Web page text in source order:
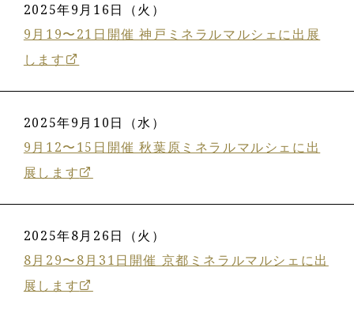
2025年9月16日（火）
9月19〜21日開催 神戸ミネラルマルシェに出展
します
2025年9月10日（水）
9月12〜15日開催 秋葉原ミネラルマルシェに出
展します
2025年8月26日（火）
8月29〜8月31日開催 京都ミネラルマルシェに出
展します